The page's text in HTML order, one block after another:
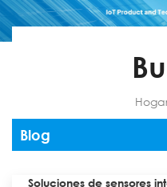
Blog
Soluciones de sensores